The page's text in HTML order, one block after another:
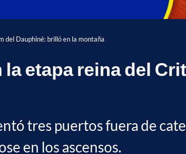
del Dauphiné: brilló en la montaña
etapa reina del
tres puertos fuera de
en los ascensos.